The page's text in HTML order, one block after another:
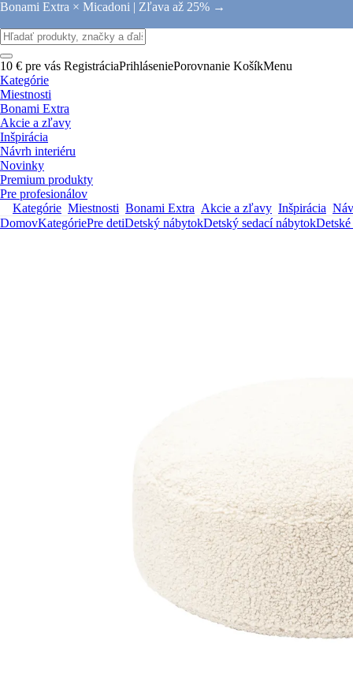
Bonami Extra × Micadoni | Zľava až 25% →
10 € pre vás RegistráciaPrihláseniePorovnanie KošíkMenu
Kategórie
Miestnosti
Bonami Extra
Akcie a zľavy
Inšpirácia
Návrh interiéru
Novinky
Premium produkty
Pre profesionálov
Kategórie Miestnosti Bonami Extra Akcie a zľavy Inšpirácia
DomovKategóriePre detiDetský nábytokDetský sedací nábytok